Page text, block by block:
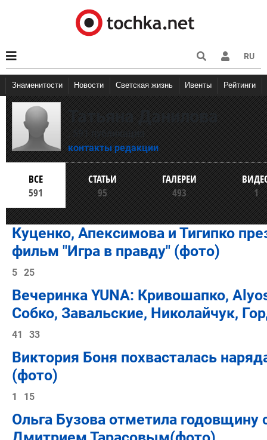
RU
Знаменитости Новости Светская жизнь Ивенты Рейтинги
Татьяна Данилова
, 591 публикация
контакты редакции
ВСЕ
591
СТАТЬИ
95
ГАЛЕРЕИ
493
1
Куценко, Апексимова и Тигипко
фильм "Игра в правду" (фото)
5 25
Вечеринка YUNA: Кривошапко,
Собко, Завальские, Николайчук,
41 33
Виктория Боня похвасталась
(фото)
1 15
Ольга Бузова отметила годовщину